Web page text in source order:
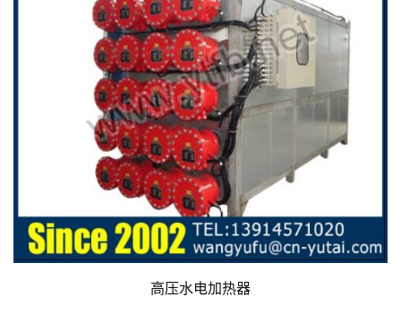
高压水电加热器